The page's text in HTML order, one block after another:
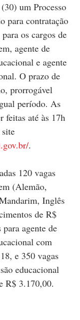
um Processo
para contratação
os cargos de
agente de
e agente
O prazo de
prorrogável
período. As
feitas até às 17h
.
120 vagas
(Alemão,
Inglês
de R$
agente de
com
e 350 vagas
educacional
R$ 3.170,00.